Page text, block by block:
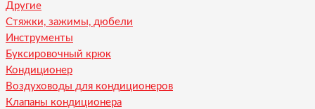
Другие
Стяжки, зажимы, дюбели
Инструменты
Буксировочный крюк
Кондиционер
Воздуховоды для кондиционеров
Клапаны кондиционера